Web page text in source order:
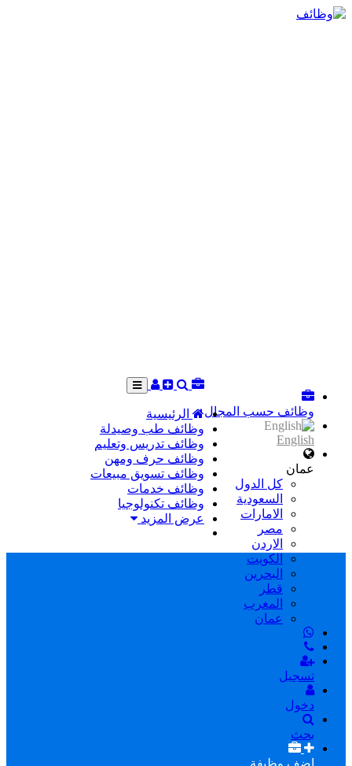
وظائف حسب المجال
English
عمان
كل الدول
السعودية
الامارات
مصر
الاردن
الكويت
البحرين
قطر
المغرب
عمان
تسجيل
دخول
بحث
اضف وظيفة
الرئيسية
وظائف طب وصيدلة
وظائف تدريس وتعليم
وظائف حرف ومهن
وظائف تسويق مبيعات
وظائف خدمات
وظائف تكنولوجيا
عرض المزيد